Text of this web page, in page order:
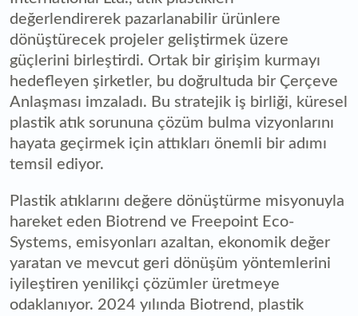
değerlendirerek pazarlanabilir ürünlere
dönüştürecek projeler geliştirmek üzere
güçlerini birleştirdi. Ortak bir girişim kurmayı
hedefleyen şirketler, bu doğrultuda bir Çerçeve
Anlaşması imzaladı. Bu stratejik iş birliği, küresel
plastik atık sorununa çözüm bulma vizyonlarını
hayata geçirmek için attıkları önemli bir adımı
temsil ediyor.
Plastik atıklarını değere dönüştürme misyonuyla
hareket eden Biotrend ve Freepoint Eco-
Systems, emisyonları azaltan, ekonomik değer
yaratan ve mevcut geri dönüşüm yöntemlerini
iyileştiren yenilikçi çözümler üretmeye
odaklanıyor. 2024 yılında Biotrend, plastik